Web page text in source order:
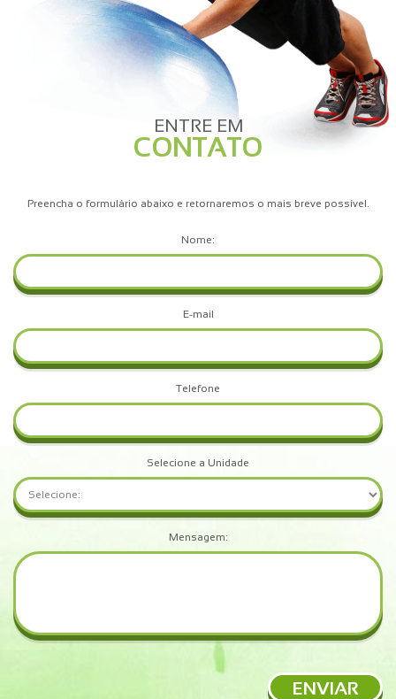
ENTRE EM
CONTATO
Preencha o formulário abaixo e retornaremos o mais breve possível.
Nome:
E-mail
Telefone
Selecione a Unidade
Mensagem:
ENVIAR